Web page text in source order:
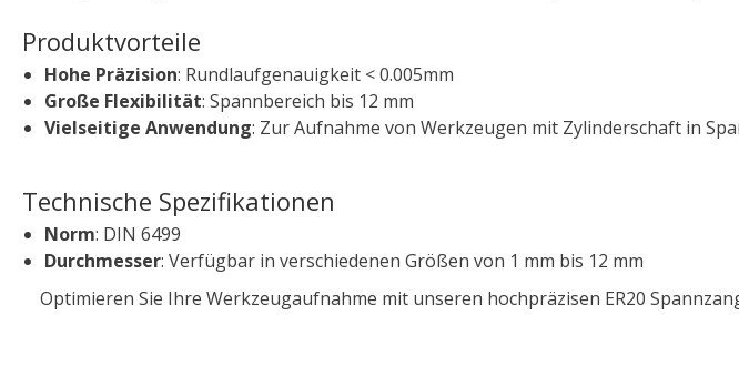
Produktvorteile
Hohe Präzision: Rundlaufgenauigkeit < 0.005mm
Große Flexibilität: Spannbereich bis 12 mm
Vielseitige Anwendung: Zur Aufnahme von Werkzeugen mit Zylinderschaft in
Technische Spezifikationen
Norm: DIN 6499
Durchmesser: Verfügbar in verschiedenen Größen von 1 mm bis 12 mm
Optimieren Sie Ihre Werkzeugaufnahme mit unseren hochpräzisen ER20